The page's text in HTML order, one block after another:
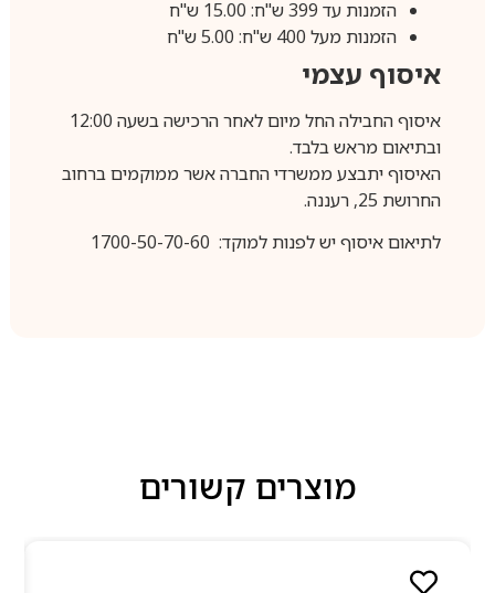
הזמנות עד 399 ש"ח: 15.00 ש"ח
הזמנות מעל 400 ש"ח: 5.00 ש"ח
איסוף עצמי
איסוף החבילה החל מיום לאחר הרכישה בשעה 12:00
ובתיאום מראש בלבד.
האיסוף יתבצע ממשרדי החברה אשר ממוקמים ברחוב
החרושת 25, רעננה.
לתיאום איסוף יש לפנות למוקד: 1700-50-70-60
מוצרים קשורים